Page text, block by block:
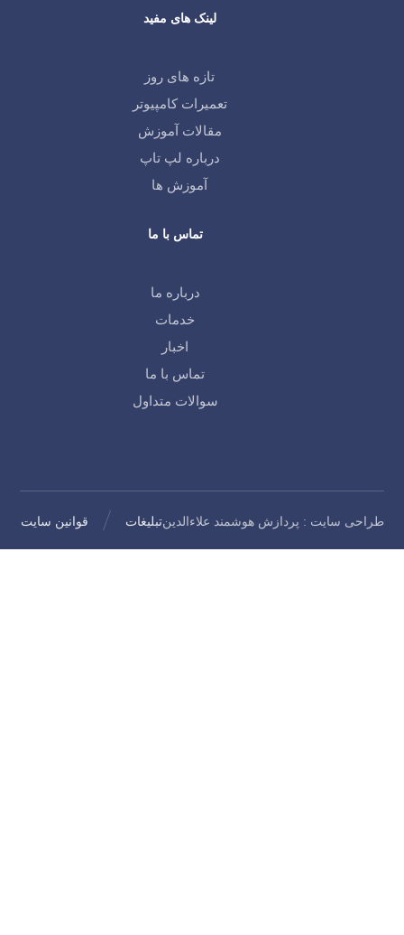
لینک های مفید
تازه های روز
تعمیرات کامپیوتر
مقالات آموزش
درباره لپ تاپ
آموزش ها
تماس با ما
درباره ما
خدمات
اخبار
تماس با ما
سوالات متداول
طراحی سایت : پردازش هوشمند علاءالدین قوانین سایت تبلیغات